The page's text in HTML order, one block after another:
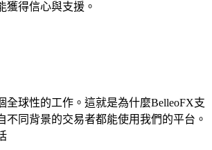
獲得信心與支援。
全球性的工作。這就是為什麼BelleoFX支
不同背景的交易者都能使用我們的平台。